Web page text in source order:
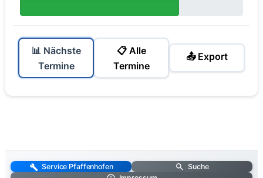
📊 Nächste
Termine
📋 Alle
Termine
📤 Export
Service Pfaffenhofen
Suche